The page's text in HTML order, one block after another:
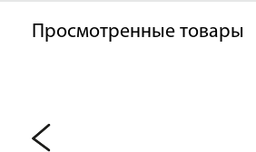
Просмотренные товары